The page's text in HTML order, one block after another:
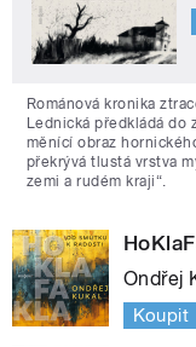
Románová kronika
Lednická předkládá do
měnící obraz
překrývá tlustá vrstva
zemi a rudém kraji“.
Ondřej
Koupit